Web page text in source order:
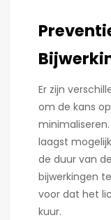
Er zijn
om de kans op
laagst
de duur van
bijwerkingen
voor dat het
kuur.